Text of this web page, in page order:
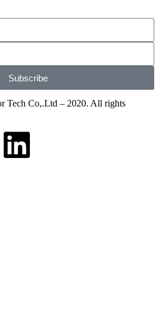
Subscribe
Tech Co,.Ltd – 2020. All rights